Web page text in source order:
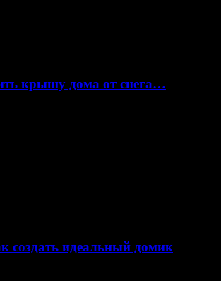
крышу дома от снега…
создать идеальный домик